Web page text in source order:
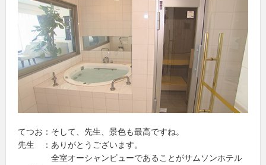
てつお：そして、先生、景色も最高ですね。
先生 ：ありがとうございます。
全室オーシャンビューであることがサムソンホテル